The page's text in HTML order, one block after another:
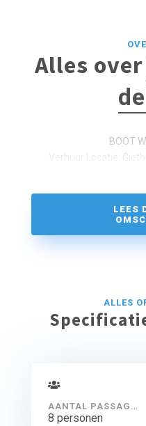
Alles over
BOOT
Verhuur Locatie:
LEES
ALLES
AANTAL PASSAGIERS
8 personen